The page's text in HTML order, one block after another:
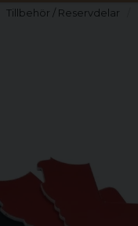
Tillbehör / Reservdelar